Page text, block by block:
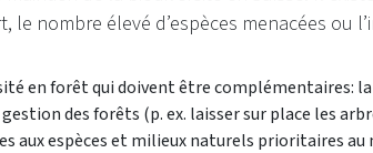
le nombre élevé d’espèces menacées ou
en forêt qui doivent être complémentaires:
des forêts (p. ex. laisser sur place les
aux espèces et milieux naturels prioritaires